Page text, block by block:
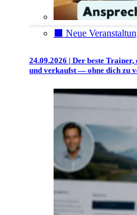
⬛️ Neue
24.09.2026 | Der beste
und verkaufst — ohne dich zu